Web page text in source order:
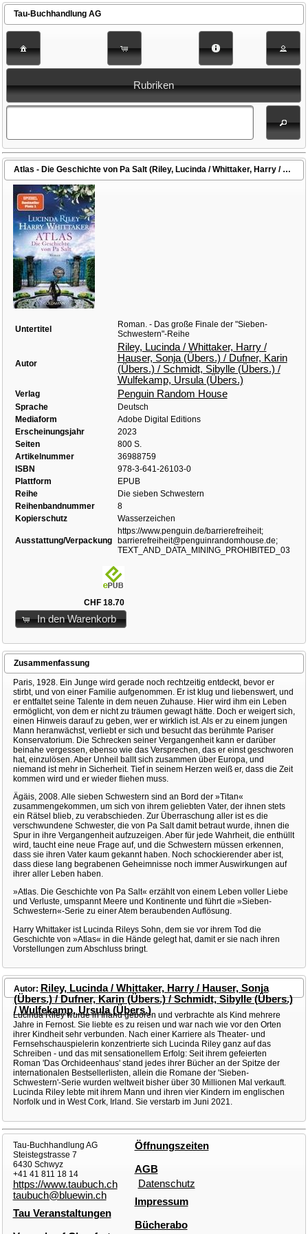
Tau-Buchhandlung AG
Rubriken
Atlas - Die Geschichte von Pa Salt (Riley, Lucinda / Whittaker, Harry / Hauser, Sonja (Übers.) / Dufner, Karin (Übers.) / Schmidt, Sibylle (Übers.) / Wulfekamp, Ursula (Übers.))
Untertitel
Roman. - Das große Finale der "Sieben-
Schwestern"-Reihe
Autor
Riley, Lucinda / Whittaker, Harry /
Hauser, Sonja (Übers.) / Dufner, Karin
(Übers.) / Schmidt, Sibylle (Übers.) /
Wulfekamp, Ursula (Übers.)
Verlag Penguin Random House
Sprache
Deutsch
Mediaform
Adobe Digital Editions
Erscheinungsjahr
2023
Seiten
800 S.
Artikelnummer
36988759
ISBN
978-3-641-26103-0
Plattform
EPUB
Reihe
Die sieben Schwestern
Reihenbandnummer
8
Kopierschutz
Wasserzeichen
Ausstattung/Verpackung
https://www.penguin.de/barrierefreiheit;
barrierefreiheit@penguinrandomhouse.de;
TEXT_AND_DATA_MINING_PROHIBITED_03
CHF 18.70
In den Warenkorb
Zusammenfassung
Paris, 1928. Ein Junge wird gerade noch rechtzeitig entdeckt, bevor er
stirbt, und von einer Familie aufgenommen. Er ist klug und liebenswert, und
er entfaltet seine Talente in dem neuen Zuhause. Hier wird ihm ein Leben
ermöglicht, von dem er nicht zu träumen gewagt hätte. Doch er weigert sich,
einen Hinweis darauf zu geben, wer er wirklich ist. Als er zu einem jungen
Mann heranwächst, verliebt er sich und besucht das berühmte Pariser
Konservatorium. Die Schrecken seiner Vergangenheit kann er darüber
beinahe vergessen, ebenso wie das Versprechen, das er einst geschworen
hat, einzulösen. Aber Unheil ballt sich zusammen über Europa, und
niemand ist mehr in Sicherheit. Tief in seinem Herzen weiß er, dass die Zeit
kommen wird und er wieder fliehen muss.
Ägäis, 2008. Alle sieben Schwestern sind an Bord der »Titan«
zusammengekommen, um sich von ihrem geliebten Vater, der ihnen stets
ein Rätsel blieb, zu verabschieden. Zur Überraschung aller ist es die
verschwundene Schwester, die von Pa Salt damit betraut wurde, ihnen die
Spur in ihre Vergangenheit aufzuzeigen. Aber für jede Wahrheit, die enthüllt
wird, taucht eine neue Frage auf, und die Schwestern müssen erkennen,
dass sie ihren Vater kaum gekannt haben. Noch schockierender aber ist,
dass diese lang begrabenen Geheimnisse noch immer Auswirkungen auf
ihrer aller Leben haben.
»Atlas. Die Geschichte von Pa Salt« erzählt von einem Leben voller Liebe
und Verluste, umspannt Meere und Kontinente und führt die »Sieben-
Schwestern«-Serie zu einer Atem beraubenden Auflösung.
Harry Whittaker ist Lucinda Rileys Sohn, dem sie vor ihrem Tod die
Geschichte von »Atlas« in die Hände gelegt hat, damit er sie nach ihren
Vorstellungen zum Abschluss bringt.
Autor: Riley, Lucinda / Whittaker, Harry / Hauser, Sonja
(Übers.) / Dufner, Karin (Übers.) / Schmidt, Sibylle (Übers.)
/ Wulfekamp, Ursula (Übers.)
Lucinda Riley wurde in Irland geboren und verbrachte als Kind mehrere
Jahre in Fernost. Sie liebte es zu reisen und war nach wie vor den Orten
ihrer Kindheit sehr verbunden. Nach einer Karriere als Theater- und
Fernsehschauspielerin konzentrierte sich Lucinda Riley ganz auf das
Schreiben - und das mit sensationellem Erfolg: Seit ihrem gefeierten
Roman 'Das Orchideenhaus' stand jedes ihrer Bücher an der Spitze der
internationalen Bestsellerlisten, allein die Romane der 'Sieben-
Schwestern'-Serie wurden weltweit bisher über 30 Millionen Mal verkauft.
Lucinda Riley lebte mit ihrem Mann und ihren vier Kindern im englischen
Norfolk und in West Cork, Irland. Sie verstarb im Juni 2021.
Tau-Buchhandlung AG
Steistegstrasse 7
6430 Schwyz
+41 41 811 18 14
https://www.taubuch.ch
taubuch@bluewin.ch
Öffnungszeiten
AGB
Datenschutz
Impressum
Tau Veranstaltungen
Bücherabo